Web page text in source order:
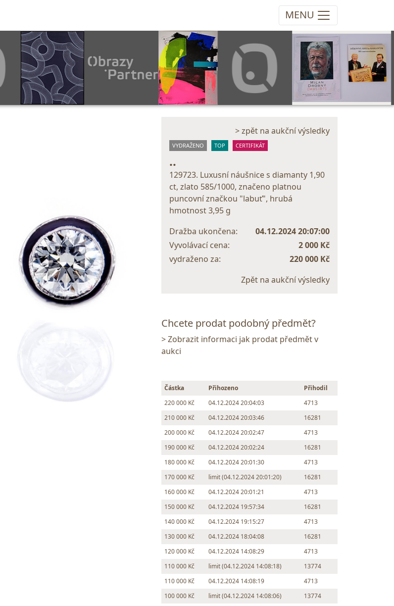
MENU
> zpět na aukční výsledky
VYDRAŽENO TOP CERTIFIKÁT
..
129723. Luxusní náušnice s diamanty 1,90
ct, zlato 585/1000, značeno platnou
puncovní značkou "labuť", hrubá
hmotnost 3,95 g
Dražba ukončena:
04.12.2024 20:07:00
Vyvolávací cena:
2 000 Kč
vydraženo za:
220 000 Kč
Zpět na aukční výsledky
Chcete prodat podobný předmět?
> Zobrazit informaci jak prodat předmět v
aukci
Částka Přihozeno
Přihodil
220 000 Kč
04.12.2024 20:04:03
4713
210 000 Kč
04.12.2024 20:03:46
16281
200 000 Kč
04.12.2024 20:02:47
4713
190 000 Kč
04.12.2024 20:02:24
16281
180 000 Kč
04.12.2024 20:01:30
4713
170 000 Kč
limit (04.12.2024 20:01:20)
16281
160 000 Kč
04.12.2024 20:01:21
4713
150 000 Kč
04.12.2024 19:57:34
16281
140 000 Kč
04.12.2024 19:15:27
4713
130 000 Kč
04.12.2024 18:04:08
16281
120 000 Kč
04.12.2024 14:08:29
4713
110 000 Kč
limit (04.12.2024 14:08:18)
13774
110 000 Kč
04.12.2024 14:08:19
4713
100 000 Kč
limit (04.12.2024 14:08:06)
13774